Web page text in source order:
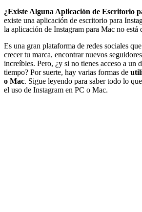
¿Existe Alguna Aplicación de Escritorio
existe una aplicación de escritorio para
la aplicación de Instagram para Mac no está
Es una gran plataforma de redes sociales
crecer tu marca, encontrar nuevos
increíbles. Pero, ¿y si no tienes acceso a un
tiempo? Por suerte, hay varias formas de
o Mac. Sigue leyendo para saber todo lo
el uso de Instagram en PC o Mac.